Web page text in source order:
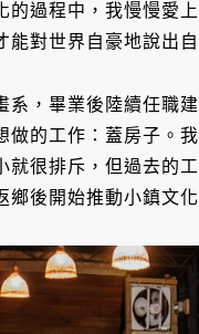
的過程中，我慢慢愛
能對世界自豪地說出
系，畢業後陸續任職
做的工作：蓋房子。
就很排斥，但過去的
鄉後開始推動小鎮文化